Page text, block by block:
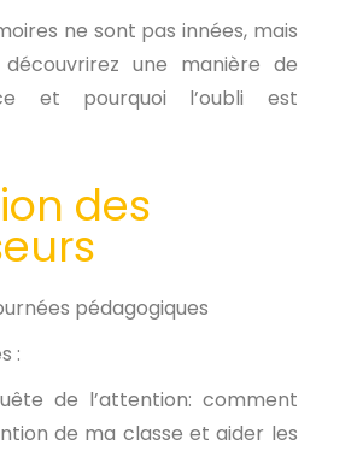
ne sont pas innées, mais
découvrirez une manière de
et pourquoi l’oubli est
des
pédagogiques
:
de l’attention: comment
de ma classe et aider les